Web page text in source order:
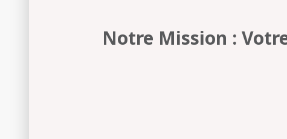
Notre Mission :